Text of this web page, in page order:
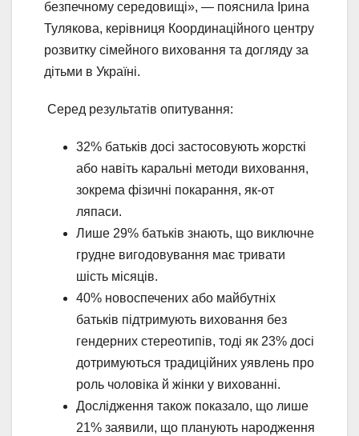
безпечному середовищі», — пояснила Ірина
Тулякова, керівниця Координаційного центру
розвитку сімейного виховання та догляду за
дітьми в Україні.
Серед результатів опитування:
32% батьків досі застосовують жорсткі
або навіть каральні методи виховання,
зокрема фізичні покарання, як-от
ляпаси.
Лише 29% батьків знають, що виключне
грудне вигодовування має тривати
шість місяців.
40% новоспечених або майбутніх
батьків підтримують виховання без
гендерних стереотипів, тоді як 23% досі
дотримуються традиційних уявлень про
роль чоловіка й жінки у вихованні.
Дослідження також показало, що лише
21% заявили, що планують народження